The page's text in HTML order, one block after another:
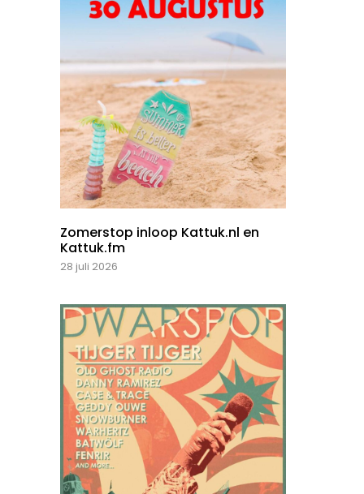
Zomerstop inloop Kattuk.nl en
Kattuk.fm
28 juli 2026